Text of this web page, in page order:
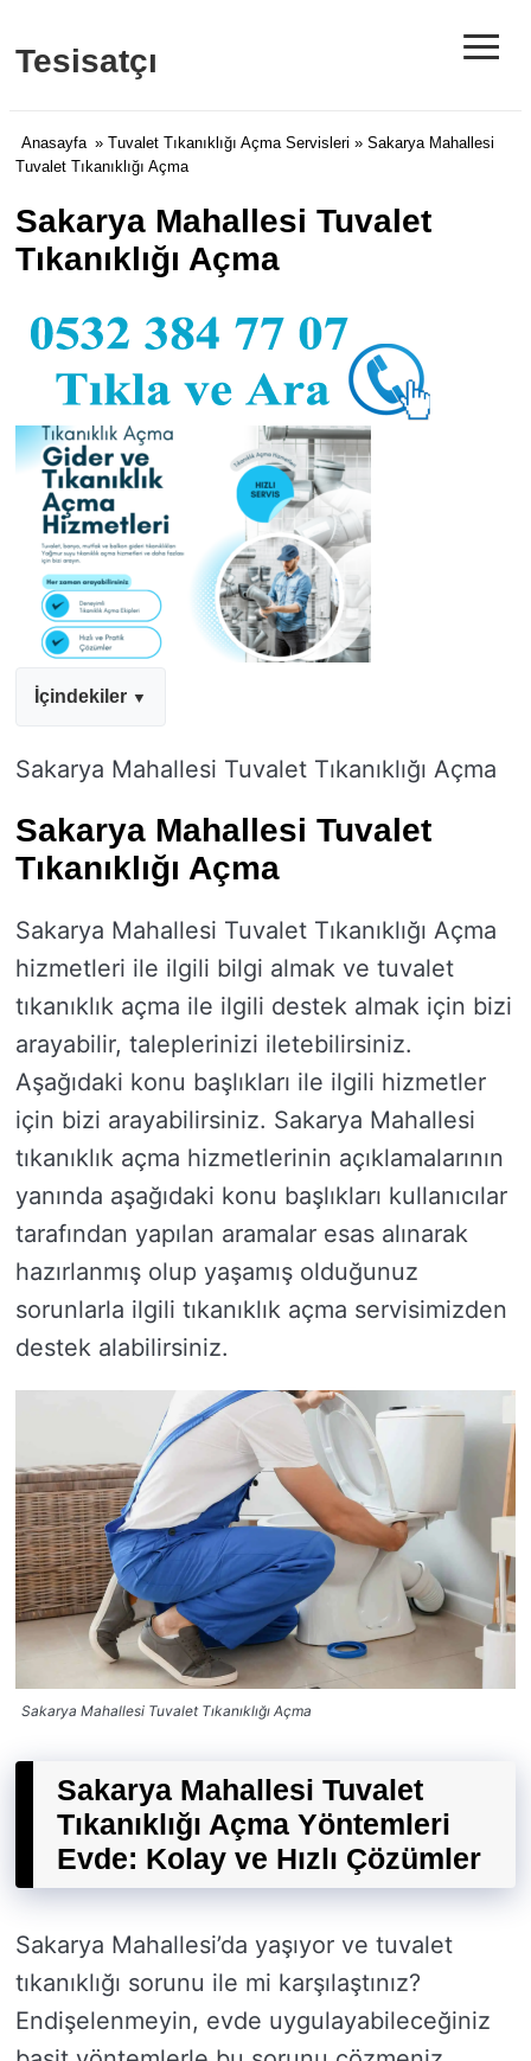
Tesisatçı ≡
Anasayfa » Tuvalet Tıkanıklığı Açma Servisleri » Sakarya Mahallesi
Tuvalet Tıkanıklığı Açma
Sakarya Mahallesi Tuvalet
Tıkanıklığı Açma
İçindekiler
Sakarya Mahallesi Tuvalet Tıkanıklığı Açma
Sakarya Mahallesi Tuvalet
Tıkanıklığı Açma
Sakarya Mahallesi Tuvalet Tıkanıklığı Açma
hizmetleri ile ilgili bilgi almak ve tuvalet
tıkanıklık açma ile ilgili destek almak için bizi
arayabilir, taleplerinizi iletebilirsiniz.
Aşağıdaki konu başlıkları ile ilgili hizmetler
için bizi arayabilirsiniz. Sakarya Mahallesi
tıkanıklık açma hizmetlerinin açıklamalarının
yanında aşağıdaki konu başlıkları kullanıcılar
tarafından yapılan aramalar esas alınarak
hazırlanmış olup yaşamış olduğunuz
sorunlarla ilgili tıkanıklık açma servisimizden
destek alabilirsiniz.
Sakarya Mahallesi Tuvalet Tıkanıklığı Açma
Sakarya Mahallesi Tuvalet
Tıkanıklığı Açma Yöntemleri
Evde: Kolay ve Hızlı Çözümler
Sakarya Mahallesi’da yaşıyor ve tuvalet
tıkanıklığı sorunu ile mi karşılaştınız?
Endişelenmeyin, evde uygulayabileceğiniz